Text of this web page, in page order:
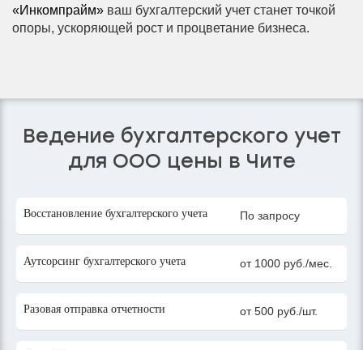
«Инкомпрайм» ваш бухгалтерский учет станет точкой
опоры, ускоряющей рост и процветание бизнеса.
Ведение бухгалтерского учет
для ООО цены в Чите
Восстановление бухгалтерского учета По запросу
Аутсорсинг бухгалтерского учета от 1000 руб./мес.
Разовая отправка отчетности от 500 руб./шт.